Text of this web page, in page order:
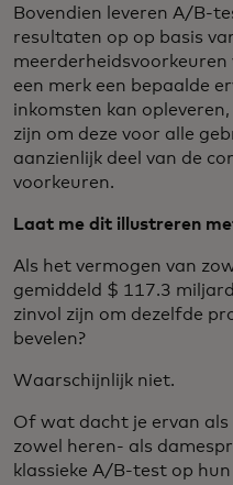
Bovendien leveren A/B-
resultaten op op basis
meerderheidsvoorkeuren
een merk een bepaalde
inkomsten kan
zijn om deze voor alle
aanzienlijk deel van de
voorkeuren.
Laat me dit illustreren
Als het vermogen van
gemiddeld $ 117.3
zinvol zijn om dezelfde
bevelen?
Waarschijnlijk niet.
Of wat dacht je ervan
zowel heren- als
klassieke A/B-test op